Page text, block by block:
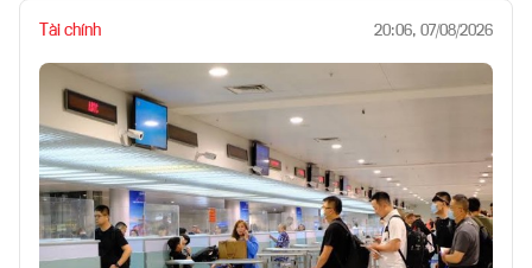
Tài chính 20:06, 07/08/2026